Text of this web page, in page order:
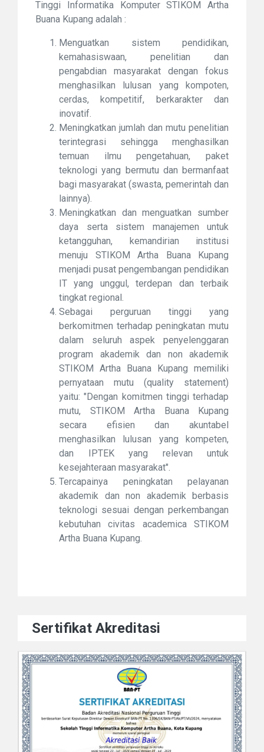
Tinggi Informatika Komputer STIKOM Artha
Buana Kupang adalah :
Menguatkan sistem pendidikan,
kemahasiswaan, penelitian dan
pengabdian masyarakat dengan fokus
menghasilkan lulusan yang kompoten,
cerdas, kompetitif, berkarakter dan
inovatif.
Meningkatkan jumlah dan mutu penelitian
terintegrasi sehingga menghasilkan
temuan ilmu pengetahuan, paket
teknologi yang bermutu dan bermanfaat
bagi masyarakat (swasta, pemerintah dan
lainnya).
Meningkatkan dan menguatkan sumber
daya serta sistem manajemen untuk
ketangguhan, kemandirian institusi
menuju STIKOM Artha Buana Kupang
menjadi pusat pengembangan pendidikan
IT yang unggul, terdepan dan terbaik
tingkat regional.
Sebagai perguruan tinggi yang
berkomitmen terhadap peningkatan mutu
dalam seluruh aspek penyelenggaran
program akademik dan non akademik
STIKOM Artha Buana Kupang memiliki
pernyataan mutu (quality statement)
yaitu: "Dengan komitmen tinggi terhadap
mutu, STIKOM Artha Buana Kupang
secara efisien dan akuntabel
menghasilkan lulusan yang kompeten,
dan IPTEK yang relevan untuk
kesejahteraan masyarakat".
Tercapainya peningkatan pelayanan
akademik dan non akademik berbasis
teknologi sesuai dengan perkembangan
kebutuhan civitas academica STIKOM
Artha Buana Kupang.
Sertifikat Akreditasi